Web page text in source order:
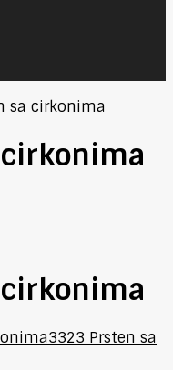
sa cirkonima
3323 Prsten sa